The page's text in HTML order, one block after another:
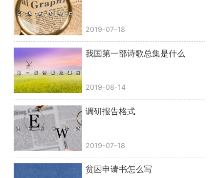
2019-07-18
我国第一部诗歌总集是什么
2019-08-14
调研报告格式
2019-07-18
贫困申请书怎么写